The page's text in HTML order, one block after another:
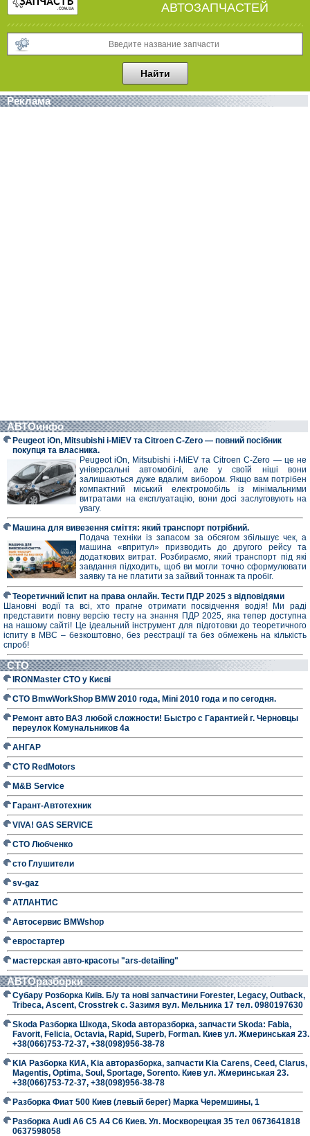
АВТОЗАПЧАСТЕЙ
Реклама
АВТОинфо
Peugeot iOn, Mitsubishi i-MiEV та Citroen C-Zero — повний посібник
покупця та власника.
Peugeot iOn, Mitsubishi i-MiEV та Citroen C-Zero — це не
універсальні автомобілі, але у своїй ніші вони
залишаються дуже вдалим вибором. Якщо вам потрібен
компактний міський електромобіль із мінімальними
витратами на експлуатацію, вони досі заслуговують на
увагу.
Машина для вивезення сміття: який транспорт потрібний.
Подача техніки із запасом за обсягом збільшує чек, а
машина «впритул» призводить до другого рейсу та
додаткових витрат. Розбираємо, який транспорт під які
завдання підходить, щоб ви могли точно сформулювати
заявку та не платити за зайвий тоннаж та пробіг.
Теоретичний іспит на права онлайн. Тести ПДР 2025 з відповідями
Шановні водії та всі, хто прагне отримати посвідчення водія! Ми раді
представити повну версію тесту на знання ПДР 2025, яка тепер доступна
на нашому сайті! Це ідеальний інструмент для підготовки до теоретичного
іспиту в МВС – безкоштовно, без реєстрації та без обмежень на кількість
спроб!
СТО
IRONMaster СТО у Києві
СТО BmwWorkShop BMW 2010 года, Mini 2010 года и по сегодня.
Ремонт авто ВАЗ любой сложности! Быстро с Гарантией г. Черновцы
переулок Комунальников 4а
АНГАР
СТО RedMotors
M&B Service
Гарант-Автотехник
VIVA! GAS SERVICE
СТО Любченко
сто Глушители
sv-gaz
АТЛАНТИС
Автосервис BMWshop
евростартер
мастерская авто-красоты "ars-detailing"
АВТОразборки
Субару Розборка Київ. Б/у та нові запчастини Forester, Legacy, Outback,
Tribeca, Ascent, Crosstrek с. Зазимя вул. Мельника 17 тел. 0980197630
Skoda Разборка Шкода, Skoda авторазборка, запчасти Skoda: Fabia,
Favorit, Felicia, Octavia, Rapid, Superb, Forman. Киев ул. Жмеринськая 23.
+38(066)753-72-37, +38(098)956-38-78
KIA Разборка КИА, Kia авторазборка, запчасти Kia Carens, Ceed, Clarus,
Magentis, Optima, Soul, Sportage, Sorento. Киев ул. Жмеринськая 23.
+38(066)753-72-37, +38(098)956-38-78
Разборка Фиат 500 Киев (левый берег) Марка Черемшины, 1
Разборка Audi A6 C5 A4 C6 Киев. Ул. Москворецкая 35 тел 0673641818
0637598058